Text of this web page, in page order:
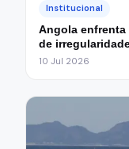
Institucional
Angola
de
10 Jul 2026